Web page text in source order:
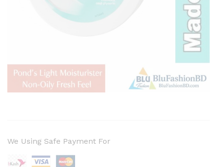
We Using Safe Payment For